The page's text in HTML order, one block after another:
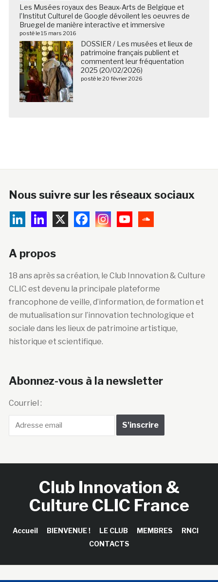
Les Musées royaux des Beaux-Arts de Belgique et
l’Institut Culturel de Google dévoilent les oeuvres de
Bruegel de manière interactive et immersive
posté le 15 mars 2016
DOSSIER / Les musées et lieux de
patrimoine français publient et
commentent leur fréquentation
2025 (20/02/2026)
posté le 20 février 2026
Nous suivre sur les réseaux sociaux
A propos
18 ans après sa création, le Club Innovation & Culture
CLIC est devenu la principale plateforme
francophone de veille, d’information, de formation et
de mutualisation sur l’innovation technologique et
sociale dans les lieux de patrimoine artistique,
historique et scientifique.
Abonnez-vous à la newsletter
Courriel :
Club Innovation &
Culture CLIC France
Accueil BIENVENUE ! LE CLUB MEMBRES
RNCI
CONTACTS